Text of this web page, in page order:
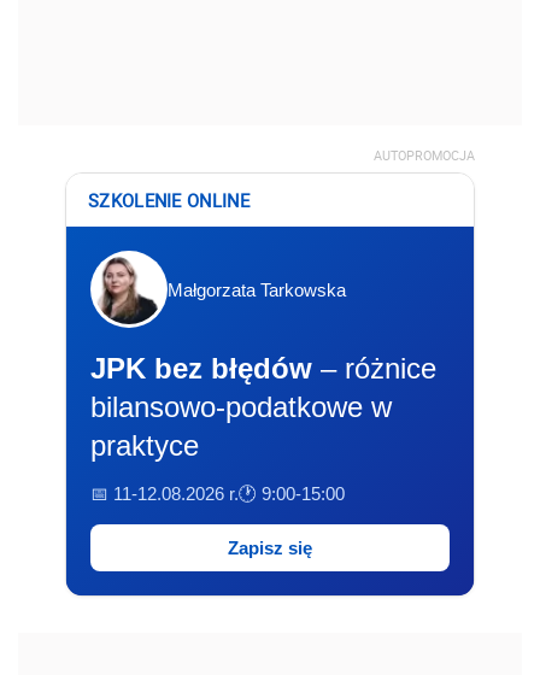
AUTOPROMOCJA
SZKOLENIE ONLINE
Małgorzata Tarkowska
JPK bez błędów – różnice
bilansowo-podatkowe w
praktyce
📅 11-12.08.2026 r.🕐 9:00-15:00
Zapisz się